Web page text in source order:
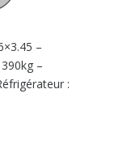
–
–
: